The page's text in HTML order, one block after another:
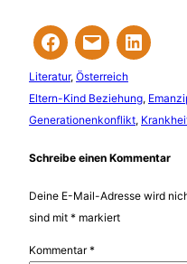
Literatur, Österreich
Eltern-Kind Beziehung,
Generationenkonflikt,
Schreibe einen Kommentar
Deine E-Mail-Adresse wird
sind mit * markiert
Kommentar*